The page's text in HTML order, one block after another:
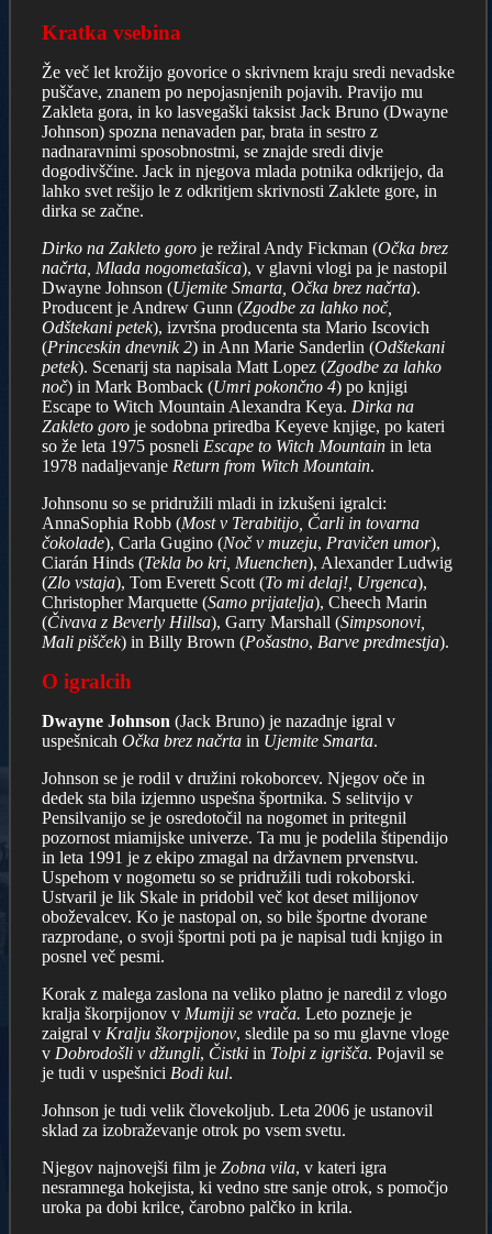
Kratka vsebina
Že več let krožijo govorice o skrivnem kraju sredi nevadske
puščave, znanem po nepojasnjenih pojavih. Pravijo mu
Zakleta gora, in ko lasvegaški taksist Jack Bruno (Dwayne
Johnson) spozna nenavaden par, brata in sestro z
nadnaravnimi sposobnostmi, se znajde sredi divje
dogodivščine. Jack in njegova mlada potnika odkrijejo, da
lahko svet rešijo le z odkritjem skrivnosti Zaklete gore, in
dirka se začne.
Dirko na Zakleto goro je režiral Andy Fickman (Očka brez
načrta, Mlada nogometašica), v glavni vlogi pa je nastopil
Dwayne Johnson (Ujemite Smarta, Očka brez načrta).
Producent je Andrew Gunn (Zgodbe za lahko noč,
Odštekani petek), izvršna producenta sta Mario Iscovich
(Princeskin dnevnik 2) in Ann Marie Sanderlin (Odštekani
petek). Scenarij sta napisala Matt Lopez (Zgodbe za lahko
noč) in Mark Bomback (Umri pokončno 4) po knjigi
Escape to Witch Mountain Alexandra Keya. Dirka na
Zakleto goro je sodobna priredba Keyeve knjige, po kateri
so že leta 1975 posneli Escape to Witch Mountain in leta
1978 nadaljevanje Return from Witch Mountain.
Johnsonu so se pridružili mladi in izkušeni igralci:
AnnaSophia Robb (Most v Terabitijo, Čarli in tovarna
čokolade), Carla Gugino (Noč v muzeju, Pravičen umor),
Ciarán Hinds (Tekla bo kri, Muenchen), Alexander Ludwig
(Zlo vstaja), Tom Everett Scott (To mi delaj!, Urgenca),
Christopher Marquette (Samo prijatelja), Cheech Marin
(Čivava z Beverly Hillsa), Garry Marshall (Simpsonovi,
Mali pišček) in Billy Brown (Pošastno, Barve predmestja).
O igralcih
Dwayne Johnson (Jack Bruno) je nazadnje igral v
uspešnicah Očka brez načrta in Ujemite Smarta.
Johnson se je rodil v družini rokoborcev. Njegov oče in
dedek sta bila izjemno uspešna športnika. S selitvijo v
Pensilvanijo se je osredotočil na nogomet in pritegnil
pozornost miamijske univerze. Ta mu je podelila štipendijo
in leta 1991 je z ekipo zmagal na državnem prvenstvu.
Uspehom v nogometu so se pridružili tudi rokoborski.
Ustvaril je lik Skale in pridobil več kot deset milijonov
oboževalcev. Ko je nastopal on, so bile športne dvorane
razprodane, o svoji športni poti pa je napisal tudi knjigo in
posnel več pesmi.
Korak z malega zaslona na veliko platno je naredil z vlogo
kralja škorpijonov v Mumiji se vrača. Leto pozneje je
zaigral v Kralju škorpijonov, sledile pa so mu glavne vloge
v Dobrodošli v džungli, Čistki in Tolpi z igrišča. Pojavil se
je tudi v uspešnici Bodi kul.
Johnson je tudi velik človekoljub. Leta 2006 je ustanovil
sklad za izobraževanje otrok po vsem svetu.
Njegov najnovejši film je Zobna vila, v kateri igra
nesramnega hokejista, ki vedno stre sanje otrok, s pomočjo
uroka pa dobi krilce, čarobno palčko in krila.